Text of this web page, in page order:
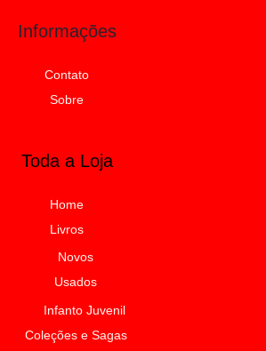
Informações
Contato
Sobre
Toda a Loja
Home
Livros
Novos
Usados
Infanto Juvenil
Coleções e Sagas